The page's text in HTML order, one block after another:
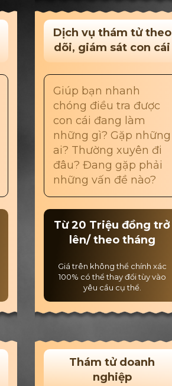
Dịch vụ thám tử theo
dõi, giám sát con cái
Giúp bạn nhanh
chóng điều tra được
con cái đang làm
những gì? Gặp những
ai? Thường xuyên đi
đâu? Đang gặp phải
những vấn đề nào?
Từ 20 Triệu đồng trở
lên/ theo tháng
Giá trên không thể chính xác
100% có thể thay đổi tùy vào
yêu cầu cụ thể.
Thám tử doanh
nghiệp